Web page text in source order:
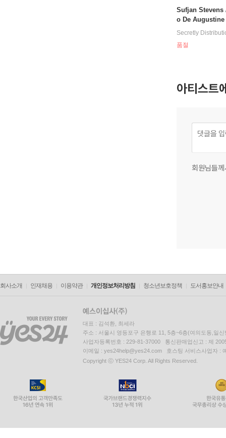
Sufjan Stevens
o De Augustine
스티븐스 / 앤젤
Mind [카세트테
Secretly
품절
아티스트
회원님들
회사소개 인재채용 이용약관 개인정보처리방침 청소년보호정책 도서홍보안내
대표 : 김석환, 최세라
주소 : 서울시 영등포구 은행로 11, 5층~6층(여의도동,일신
사업자등록번호 : 229-81-37000 통신판매업신고 : 제
이메일 : yes24help@yes24.com 호스팅 서비스사업자 :
Copyright ⓒ YES24 Corp. All Rights Reserved.